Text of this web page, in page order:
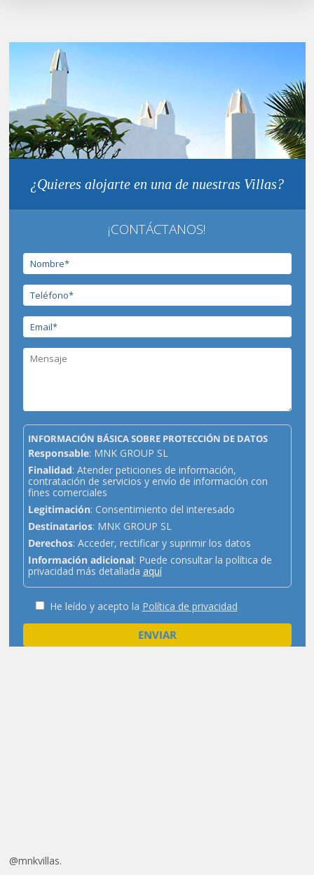
¿Quieres alojarte en una de nuestras Villas?
¡CONTÁCTANOS!
INFORMACIÓN BÁSICA SOBRE PROTECCIÓN DE DATOS
Responsable: MNK GROUP SL
Finalidad: Atender peticiones de información,
contratación de servicios y envío de información con
fines comerciales
Legitimación: Consentimiento del interesado
Destinatarios: MNK GROUP SL
Derechos: Acceder, rectificar y suprimir los datos
Información adicional: Puede consultar la política de
privacidad más detallada aquí
He leído y acepto la Política de privacidad
@mnkvillas.